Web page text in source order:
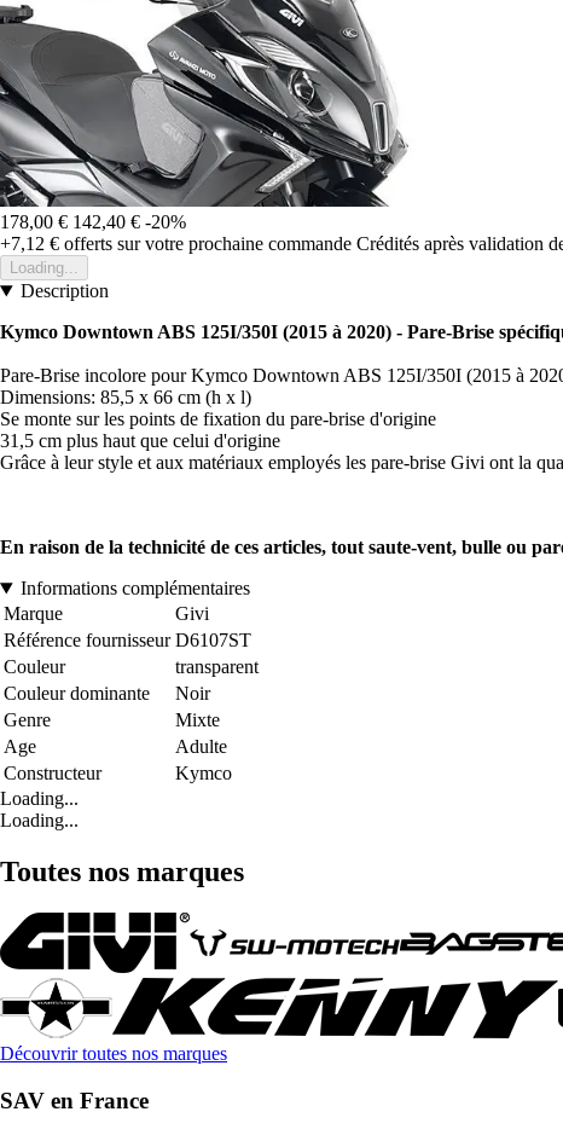
178,00 € 142,40 € -20%
+7,12 € offerts sur votre prochaine commande Crédités après validation
Loading...
Description
Kymco Downtown ABS 125I/350I (2015 à 2020) - Pare-Brise
Pare-Brise incolore pour Kymco Downtown ABS 125I/350I (2015 à
Dimensions: 85,5 x 66 cm (h x l)
Se monte sur les points de fixation du pare-brise d'origine
31,5 cm plus haut que celui d'origine
Grâce à leur style et aux matériaux employés les pare-brise Givi ont la
En raison de la technicité de ces articles, tout saute-vent, bulle ou
Informations complémentaires
Marque
Givi
Référence fournisseur D6107ST
Couleur
transparent
Couleur dominante
Noir
Genre
Mixte
Age
Adulte
Constructeur
Kymco
Loading...
Loading...
Toutes nos marques
Découvrir toutes nos marques
SAV en France